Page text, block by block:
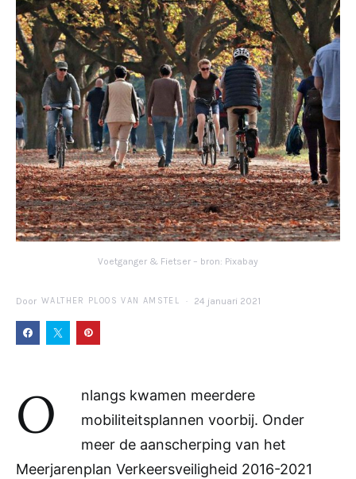
Voetganger & Fietser – bron: Pixabay
Door WALTHER PLOOS VAN AMSTEL 24 januari 2021
O
nlangs kwamen meerdere
mobiliteitsplannen voorbij. Onder
meer de aanscherping van het
Meerjarenplan Verkeersveiligheid 2016-2021